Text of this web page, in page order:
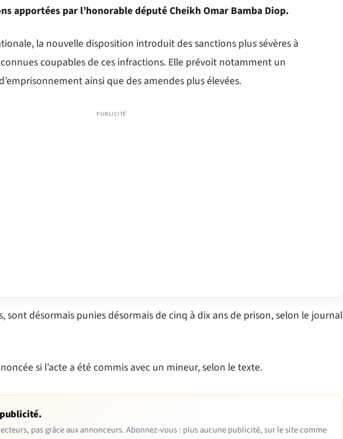
apportées par l’honorable député Cheikh Omar Bamba Diop.
la nouvelle disposition introduit des sanctions plus sévères à
coupables de ces infractions. Elle prévoit notamment un
ainsi que des amendes plus élevées.
sont désormais punies désormais de cinq à dix ans de prison, selon le journal
si l’acte a été commis avec un mineur, selon le texte.
publicité.
pas grâce aux annonceurs. Abonnez-vous : plus aucune publicité, sur le site comme